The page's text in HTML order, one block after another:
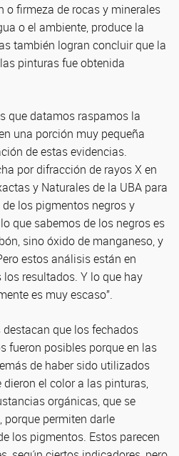
o firmeza de rocas y minerales
o el ambiente, produce la
también logran concluir que la
pinturas fue obtenida
que datamos raspamos la
una porción muy pequeña
de estas evidencias.
por difracción de rayos X en
y Naturales de la UBA para
los pigmentos negros y
que sabemos de los negros es
sino óxido de manganeso, y
estos análisis están en
resultados. Y lo que hay
es muy escaso”.
que los fechados
fueron posibles porque en las
de haber sido utilizados
el color a las pinturas,
orgánicas, que se
porque permiten darle
los pigmentos. Estos parecen